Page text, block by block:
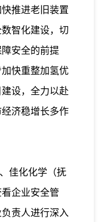
推进老旧装置
智化建设，切
安全的前提
快重整加氢优
设，全力以赴
济稳增长多作
佳化化学（抚
企业安全管
责人进行深入